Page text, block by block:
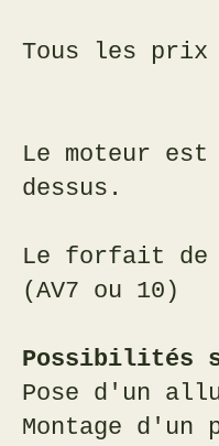
Tous les prix
Le moteur
dessus.
Le forfait de
(AV7 ou 10)
Possibilités
Pose d'un
Montage